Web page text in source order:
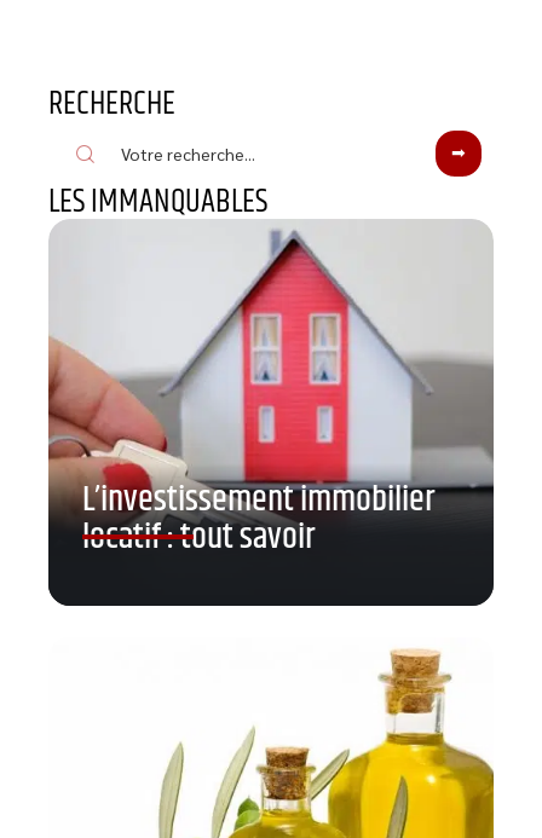
RECHERCHE
LES IMMANQUABLES
L’investissement immobilier
locatif : tout savoir